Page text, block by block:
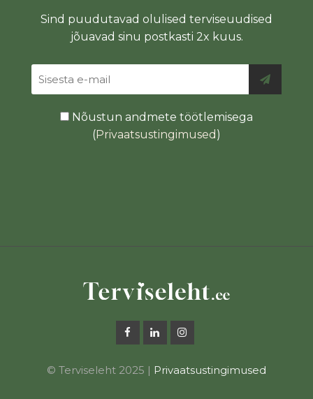
Sind puudutavad olulised terviseuudised
jõuavad sinu postkasti 2x kuus.
Nõustun andmete töötlemisega
(Privaatsustingimused )
© Terviseleht 2025 | Privaatsustingimused